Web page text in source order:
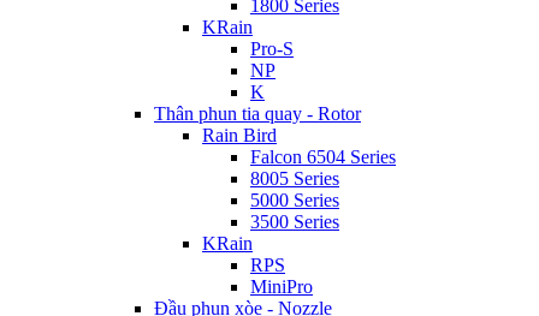
1800 Series
KRain
Pro-S
NP
K
Thân phun tia quay - Rotor
Rain Bird
Falcon 6504 Series
8005 Series
5000 Series
3500 Series
KRain
RPS
MiniPro
Đầu phun xòe - Nozzle